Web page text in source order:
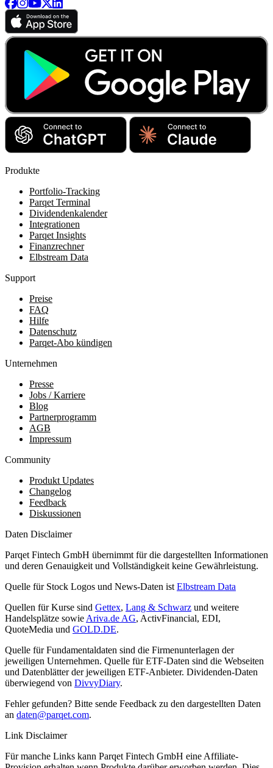
Produkte
Portfolio-Tracking
Parqet Terminal
Dividendenkalender
Integrationen
Parqet Insights
Finanzrechner
Elbstream Data
Support
Preise
FAQ
Hilfe
Datenschutz
Parqet-Abo kündigen
Unternehmen
Presse
Jobs / Karriere
Blog
Partnerprogramm
AGB
Impressum
Community
Produkt Updates
Changelog
Feedback
Diskussionen
Daten Disclaimer
Parqet Fintech GmbH übernimmt für die dargestellten Informationen
und deren Genauigkeit und Vollständigkeit keine Gewährleistung.
Quelle für Stock Logos und News-Daten ist Elbstream Data
Quellen für Kurse sind Gettex, Lang & Schwarz und weitere
Handelsplätze sowie Ariva.de AG, ActivFinancial, EDI,
QuoteMedia und GOLD.DE.
Quelle für Fundamentaldaten sind die Firmenunterlagen der
jeweiligen Unternehmen. Quelle für ETF-Daten sind die Webseiten
und Datenblätter der jeweiligen ETF-Anbieter. Dividenden-Daten
überwiegend von DivvyDiary.
Fehler gefunden? Bitte sende Feedback zu den dargestellten Daten
an daten@parqet.com.
Link Disclaimer
Für manche Links kann Parqet Fintech GmbH eine Affiliate-